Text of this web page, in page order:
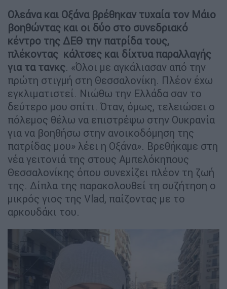
Ολεάνα και Οξάνα βρέθηκαν τυχαία τον Μάιο
βοηθώντας και οι δύο στο συνεδριακό
κέντρο της ΔΕΘ την πατρίδα τους,
πλέκοντας κάλτσες και δίχτυα παραλλαγής
για τα τανκς. «Όλοι με αγκάλιασαν από την
πρώτη στιγμή στη Θεσσαλονίκη. Πλέον έχω
εγκλιματιστεί. Νιώθω την Ελλάδα σαν το
δεύτερο μου σπίτι. Όταν, όμως, τελειώσει ο
πόλεμος θέλω να επιστρέψω στην Ουκρανία
για να βοηθήσω στην ανοικοδόμηση της
πατρίδας μου» λέει η Οξάνα». Βρεθήκαμε στη
νέα γειτονιά της στους Αμπελόκηπους
Θεσσαλονίκης όπου συνεχίζει πλέον τη ζωή
της. Δίπλα της παρακολουθεί τη συζήτηση ο
μικρός γιος της Vlad, παίζοντας με το
αρκουδάκι του.